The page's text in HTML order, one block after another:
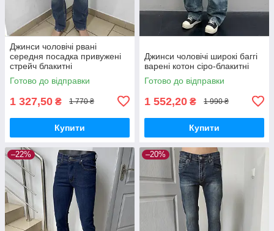
Джинси чоловічі рвані
середня посадка привужені
стрейч блакитні
Готово до відправки
1 327,50 ₴ 1 770 ₴
Купити
Джинси чоловічі широкі баггі
варені котон сіро-блакитні
Готово до відправки
1 552,20 ₴ 1 990 ₴
Купити
–22% –20%